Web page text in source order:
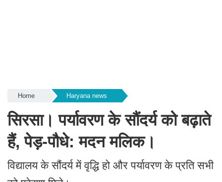
Home Haryana news
सिरसा। पर्यावरण के सौंदर्य को बढ़ाते
हैं, पेड़-पौधे: मदन मलिक।
विद्यालय के सौंदर्य में वृद्धि हो और पर्यावरण के प्रति सभी